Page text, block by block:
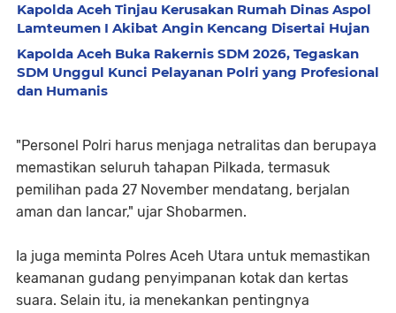
Kapolda Aceh Tinjau Kerusakan Rumah Dinas Aspol
Lamteumen I Akibat Angin Kencang Disertai Hujan
Kapolda Aceh Buka Rakernis SDM 2026, Tegaskan
SDM Unggul Kunci Pelayanan Polri yang Profesional
dan Humanis
"Personel Polri harus menjaga netralitas dan berupaya
memastikan seluruh tahapan Pilkada, termasuk
pemilihan pada 27 November mendatang, berjalan
aman dan lancar," ujar Shobarmen.
Ia juga meminta Polres Aceh Utara untuk memastikan
keamanan gudang penyimpanan kotak dan kertas
suara. Selain itu, ia menekankan pentingnya